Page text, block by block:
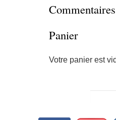
Panier
Votre panier est